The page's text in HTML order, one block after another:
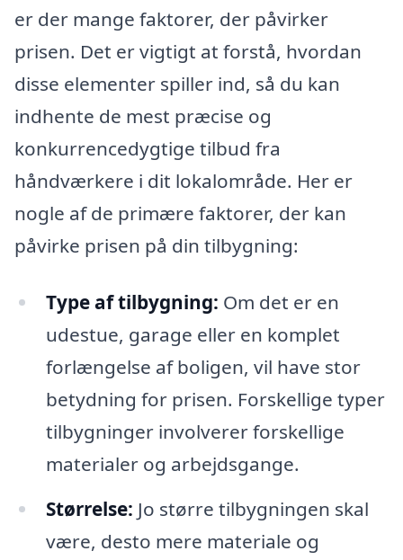
er der mange faktorer, der påvirker
prisen. Det er vigtigt at forstå, hvordan
disse elementer spiller ind, så du kan
indhente de mest præcise og
konkurrencedygtige tilbud fra
håndværkere i dit lokalområde. Her er
nogle af de primære faktorer, der kan
påvirke prisen på din tilbygning:
Type af tilbygning: Om det er en
udestue, garage eller en komplet
forlængelse af boligen, vil have stor
betydning for prisen. Forskellige typer
tilbygninger involverer forskellige
materialer og arbejdsgange.
Størrelse: Jo større tilbygningen skal
være, desto mere materiale og